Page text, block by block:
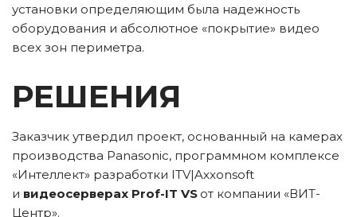
установки определяющим была надежность
оборудования и абсолютное «покрытие» видео
всех зон периметра.
РЕШЕНИЯ
Заказчик утвердил проект, основанный на камерах
производства Panasonic, программном комплексе
«Интеллект» разработки ITV|Axxonsoft
и видеосерверах Prof-IT VS от компании «ВИТ-
Центр».